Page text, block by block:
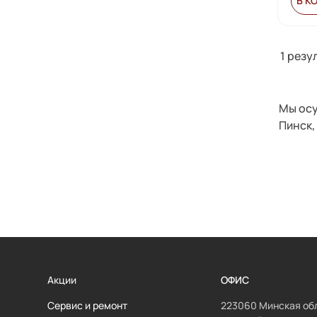
1
Мы
Акции
Сервис и ремонт
ОФИС
223060 Минская